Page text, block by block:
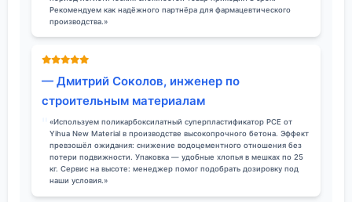
Рекомендуем как надёжного партнёра для фармацевтического
производства.»
— Дмитрий Соколов, инженер по
строительным материалам
«Используем поликарбоксилатный суперпластификатор PCE от
Yihua New Material в производстве высокопрочного бетона. Эффект
превзошёл ожидания: снижение водоцементного отношения без
потери подвижности. Упаковка — удобные хлопья в мешках по 25
кг. Сервис на высоте: менеджер помог подобрать дозировку под
наши условия.»